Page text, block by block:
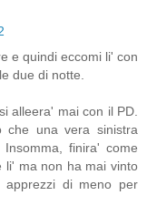
e quindi eccomi li' con
due di notte.
alleera' mai con il PD.
che una vera sinistra
finira' come
li' ma non ha mai vinto
di meno per